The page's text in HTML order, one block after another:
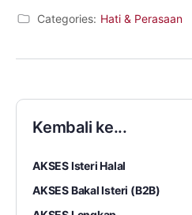
Categories: Hati & Perasaan
Kembali ke...
AKSES Isteri Halal
AKSES Bakal Isteri (B2B)